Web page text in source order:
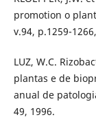
promotion o
v.94, p.1259-
LUZ, W.C.
plantas e de
anual de
49, 1996.